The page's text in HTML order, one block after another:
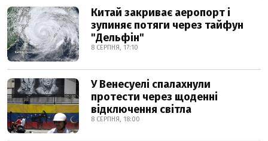
Китай закриває аеропорт і
зупиняє потяги через тайфун
"Дельфін"
8 СЕРПНЯ, 17:10
У Венесуелі спалахнули
протести через щоденні
відключення світла
8 СЕРПНЯ, 18:00